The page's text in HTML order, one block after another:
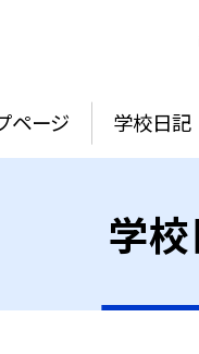
ページ 学校日記
学